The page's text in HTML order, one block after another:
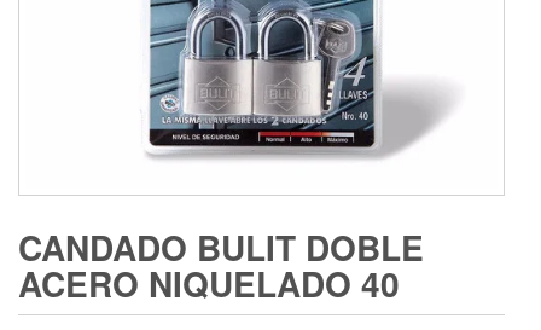
CANDADO BULIT DOBLE
ACERO NIQUELADO 40